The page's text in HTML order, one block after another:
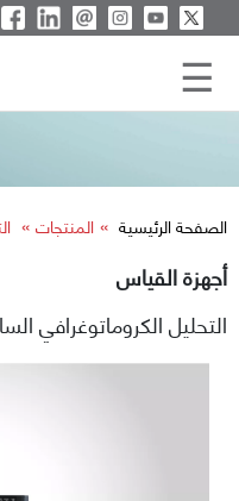
الصفحة الرئيسية » المنتجات »
أجهزة القياس
التحليل الكروماتوغرافي